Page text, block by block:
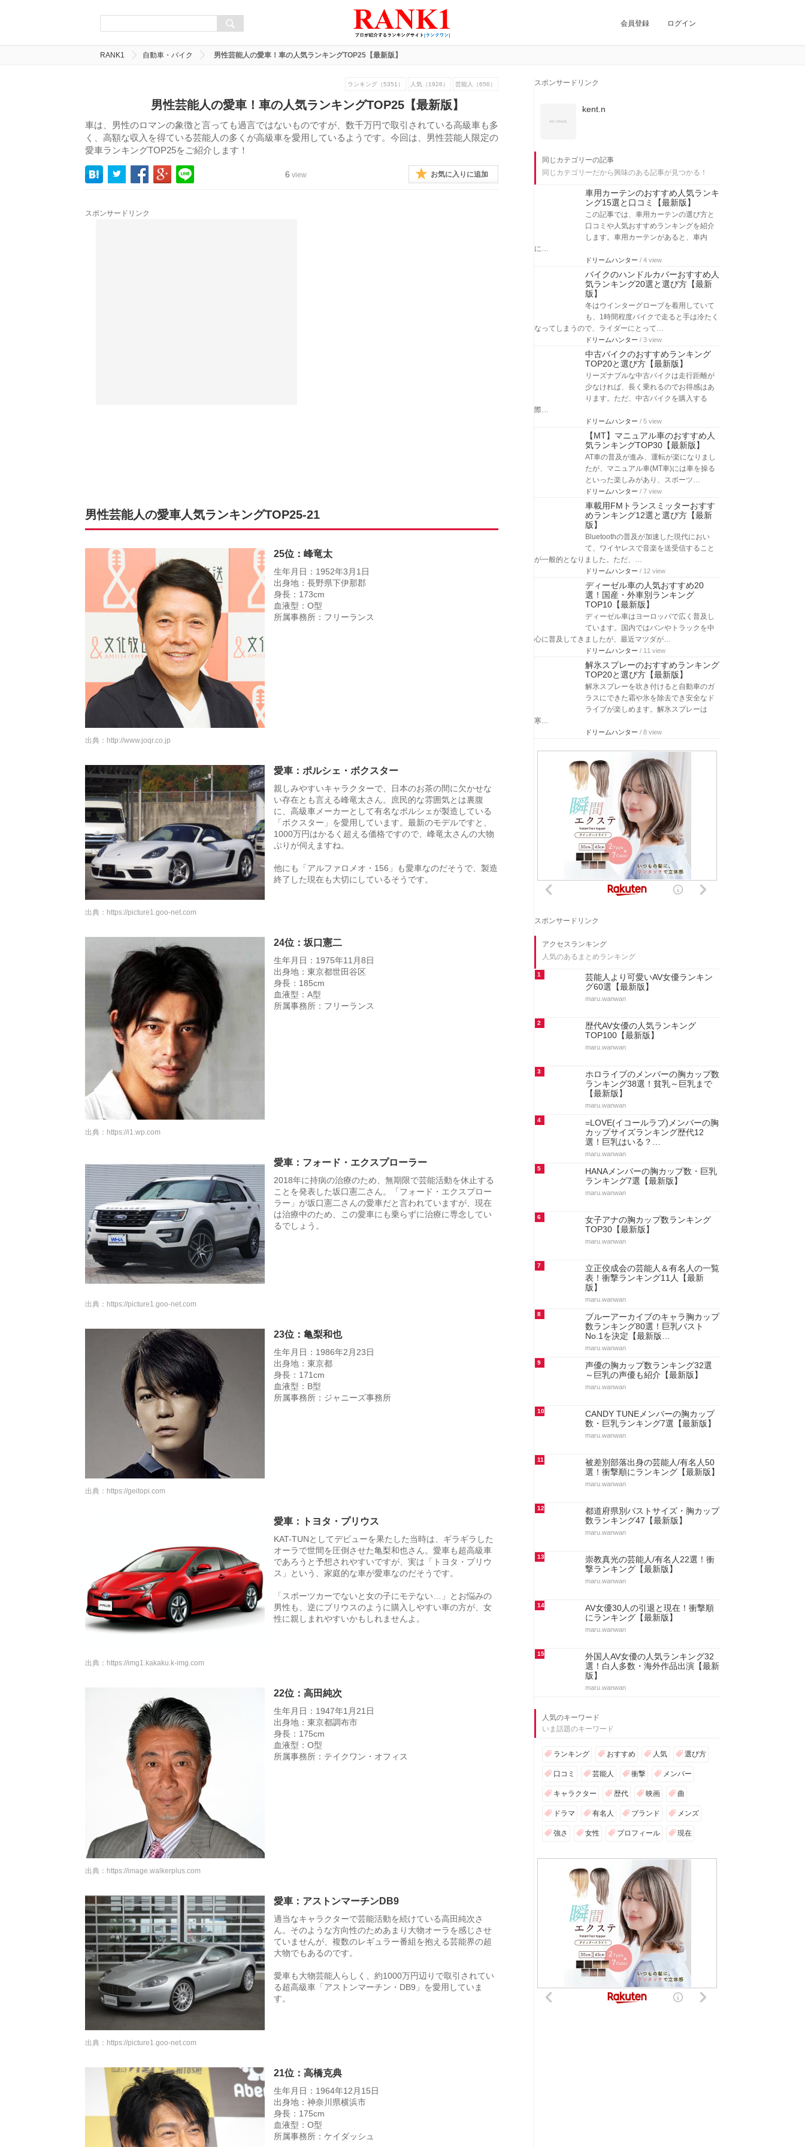
会員登録 ログイン
RANK1 自動車・バイク 男性芸能人の愛車！車の人気ランキングTOP25【最新版】
ランキング（5351） 人気（1926） 芸能人（656）
男性芸能人の愛車！車の人気ランキングTOP25【最新版】
車は、男性のロマンの象徴と言っても過言ではないものですが、数千万円で取引されている高級車も多
く、高額な収入を得ている芸能人の多くが高級車を愛用しているようです。今回は、男性芸能人限定の
愛車ランキングTOP25をご紹介します！
6 view お気に入りに追加
スポンサードリンク
男性芸能人の愛車人気ランキングTOP25-21
25位：峰竜太
生年月日：1952年3月1日
出身地：長野県下伊那郡
身長：173cm
血液型：O型
所属事務所：フリーランス
出典： http://www.joqr.co.jp
愛車：ポルシェ・ボクスター
親しみやすいキャラクターで、日本のお茶の間に欠かせな
い存在とも言える峰竜太さん。庶民的な雰囲気とは裏腹
に、高級車メーカーとして有名なポルシェが製造している
「ボクスター」を愛用しています。最新のモデルですと、
1000万円はかるく超える価格ですので、峰竜太さんの大物
ぶりが伺えますね。
他にも「アルファロメオ・156」も愛車なのだそうで、製造
終了した現在も大切にしているそうです。
出典： https://picture1.goo-net.com
24位：坂口憲二
生年月日：1975年11月8日
出身地：東京都世田谷区
身長：185cm
血液型：A型
所属事務所：フリーランス
出典： https://i1.wp.com
愛車：フォード・エクスプローラー
2018年に持病の治療のため、無期限で芸能活動を休止する
ことを発表した坂口憲二さん。「フォード・エクスプロー
ラー」が坂口憲二さんの愛車だと言われていますが、現在
は治療中のため、この愛車にも乗らずに治療に専念してい
るでしょう。
出典： https://picture1.goo-net.com
23位：亀梨和也
生年月日：1986年2月23日
出身地：東京都
身長：171cm
血液型：B型
所属事務所：ジャニーズ事務所
出典： https://geitopi.com
愛車：トヨタ・プリウス
KAT-TUNとしてデビューを果たした当時は、ギラギラした
オーラで世間を圧倒させた亀梨和也さん。愛車も超高級車
であろうと予想されやすいですが、実は「トヨタ・プリウ
ス」という、家庭的な車が愛車なのだそうです。
「スポーツカーでないと女の子にモテない…」とお悩みの
男性も、逆にプリウスのように購入しやすい車の方が、女
性に親しまれやすいかもしれませんよ。
出典： https://img1.kakaku.k-img.com
22位：高田純次
生年月日：1947年1月21日
出身地：東京都調布市
身長：175cm
血液型：O型
所属事務所：テイクワン・オフィス
出典： https://image.walkerplus.com
愛車：アストンマーチンDB9
適当なキャラクターで芸能活動を続けている高田純次さ
ん。そのような方向性のためあまり大物オーラを感じさせ
ていませんが、複数のレギュラー番組を抱える芸能界の超
大物でもあるのです。
愛車も大物芸能人らしく、約1000万円辺りで取引されてい
る超高級車「アストンマーチン・DB9」を愛用していま
す。
出典： https://picture1.goo-net.com
21位：高橋克典
生年月日：1964年12月15日
出身地：神奈川県横浜市
身長：175cm
血液型：O型
所属事務所：ケイダッシュ
スポンサードリンク
kent.n
同じカテゴリーの記事
同じカテゴリーだから興味のある記事が見つかる！
車用カーテンのおすすめ人気ランキ
ング15選と口コミ【最新版】
この記事では、車用カーテンの選び方と
口コミや人気おすすめランキングを紹介
します。車用カーテンがあると、車内
に…
ドリームハンター / 4 view
バイクのハンドルカバーおすすめ人
気ランキング20選と選び方【最新
版】
冬はウインターグローブを着用していて
も、1時間程度バイクで走ると手は冷たく
なってしまうので、ライダーにとって…
ドリームハンター / 3 view
中古バイクのおすすめランキング
TOP20と選び方【最新版】
リーズナブルな中古バイクは走行距離が
少なければ、長く乗れるのでお得感はあ
ります。ただ、中古バイクを購入する
際…
ドリームハンター / 5 view
【MT】マニュアル車のおすすめ人
気ランキングTOP30【最新版】
AT車の普及が進み、運転が楽になりまし
たが、マニュアル車(MT車)には車を操る
といった楽しみがあり、スポーツ…
ドリームハンター / 7 view
車載用FMトランスミッターおすす
めランキング12選と選び方【最新
版】
Bluetoothの普及が加速した現代におい
て、ワイヤレスで音楽を送受信すること
が一般的となりました。ただ、…
ドリームハンター / 12 view
ディーゼル車の人気おすすめ20
選！国産・外車別ランキング
TOP10【最新版】
ディーゼル車はヨーロッパで広く普及し
ています。国内ではバンやトラックを中
心に普及してきましたが、最近マツダが…
ドリームハンター / 11 view
解氷スプレーのおすすめランキング
TOP20と選び方【最新版】
解氷スプレーを吹き付けると自動車のガ
ラスにできた霜や氷を除去でき安全なド
ライブが楽しめます。解氷スプレーは
寒…
ドリームハンター / 8 view
スポンサードリンク
アクセスランキング
人気のあるまとめランキング
1
芸能人より可愛いAV女優ランキン
グ60選【最新版】
maru.wanwan
2
歴代AV女優の人気ランキング
TOP100【最新版】
maru.wanwan
3
ホロライブのメンバーの胸カップ数
ランキング38選！貧乳～巨乳まで
【最新版】
maru.wanwan
4
=LOVE(イコールラブ)メンバーの胸
カップサイズランキング歴代12
選！巨乳はいる？…
maru.wanwan
5
HANAメンバーの胸カップ数・巨乳
ランキング7選【最新版】
maru.wanwan
6
女子アナの胸カップ数ランキング
TOP30【最新版】
maru.wanwan
7
立正佼成会の芸能人＆有名人の一覧
表！衝撃ランキング11人【最新
版】
maru.wanwan
8
ブルーアーカイブのキャラ胸カップ
数ランキング80選！巨乳バスト
No.1を決定【最新版…
maru.wanwan
9
声優の胸カップ数ランキング32選
～巨乳の声優も紹介【最新版】
maru.wanwan
10
CANDY TUNEメンバーの胸カップ
数・巨乳ランキング7選【最新版】
maru.wanwan
11
被差別部落出身の芸能人/有名人50
選！衝撃順にランキング【最新版】
maru.wanwan
12
都道府県別バストサイズ・胸カップ
数ランキング47【最新版】
maru.wanwan
13
崇教真光の芸能人/有名人22選！衝
撃ランキング【最新版】
maru.wanwan
14
AV女優30人の引退と現在！衝撃順
にランキング【最新版】
maru.wanwan
15
外国人AV女優の人気ランキング32
選！白人多数・海外作品出演【最新
版】
maru.wanwan
人気のキーワード
いま話題のキーワード
ランキング おすすめ 人気 選び方
口コミ 芸能人 衝撃 メンバー
キャラクター 歴代 映画 曲
ドラマ 有名人 ブランド メンズ
強さ 女性 プロフィール 現在